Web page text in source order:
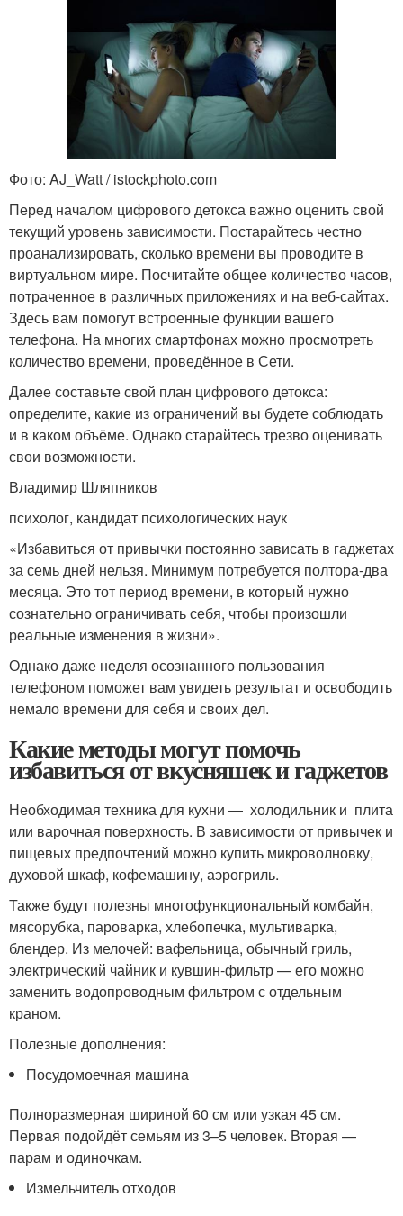
Фото: AJ_Watt / istockphoto.com
Перед началом цифрового детокса важно оценить свой
текущий уровень зависимости. Постарайтесь честно
проанализировать, сколько времени вы проводите в
виртуальном мире. Посчитайте общее количество часов,
потраченное в различных приложениях и на веб-сайтах.
Здесь вам помогут встроенные функции вашего
телефона. На многих смартфонах можно просмотреть
количество времени, проведённое в Сети.
Далее составьте свой план цифрового детокса:
определите, какие из ограничений вы будете соблюдать
и в каком объёме. Однако старайтесь трезво оценивать
свои возможности.
Владимир Шляпников
психолог, кандидат психологических наук
«Избавиться от привычки постоянно зависать в гаджетах
за семь дней нельзя. Минимум потребуется полтора-два
месяца. Это тот период времени, в который нужно
сознательно ограничивать себя, чтобы произошли
реальные изменения в жизни».
Однако даже неделя осознанного пользования
телефоном поможет вам увидеть результат и освободить
немало времени для себя и своих дел.
Какие методы могут помочь
избавиться от вкусняшек и гаджетов
Необходимая техника для кухни — холодильник и плита
или варочная поверхность. В зависимости от привычек и
пищевых предпочтений можно купить микроволновку,
духовой шкаф, кофемашину, аэрогриль.
Также будут полезны многофункциональный комбайн,
мясорубка, пароварка, хлебопечка, мультиварка,
блендер. Из мелочей: вафельница, обычный гриль,
электрический чайник и кувшин-фильтр — его можно
заменить водопроводным фильтром с отдельным
краном.
Полезные дополнения:
Посудомоечная машина
Полноразмерная шириной 60 см или узкая 45 см.
Первая подойдёт семьям из 3–5 человек. Вторая —
парам и одиночкам.
Измельчитель отходов